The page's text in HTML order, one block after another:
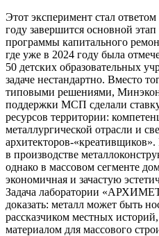
Этот эксперимент стал
году завершится основной
программы капитального
где уже в 2024 году была
50 детских образовательных
задаче нестандартно. Вместо
типовыми решениями,
поддержки МСП сделали
ресурсов территории:
металлургической отрасли и
архитекторов-
в производстве
однако в массовом сегменте
экономичная и зачастую
Задача лаборатории
доказать: металл может быть
рассказчиком местных
материалом для массового